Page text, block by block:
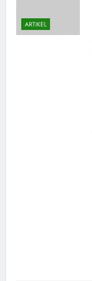
ARTIKEL